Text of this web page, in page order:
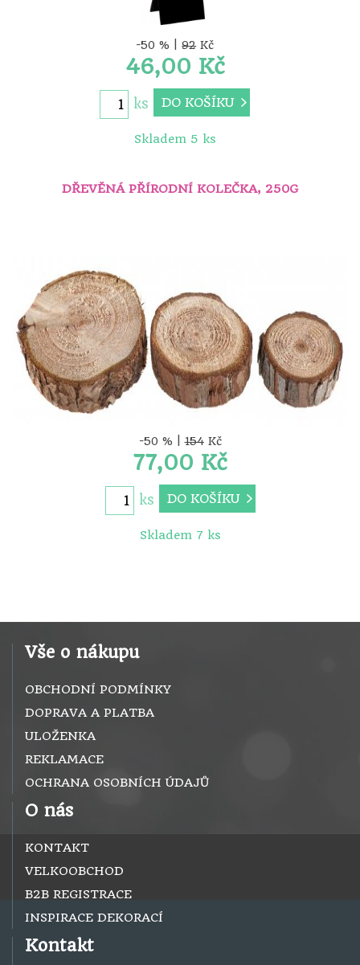
-50 % |92Kč
46,00 Kč
ks DO KOŠÍKU
Skladem 5 ks
DŘEVĚNÁ PŘÍRODNÍ KOLEČKA, 250G
-50 % |154Kč
77,00 Kč
ks DO KOŠÍKU
Skladem 7 ks
Vše o nákupu
OBCHODNÍ PODMÍNKY
DOPRAVA A PLATBA
ULOŽENKA
REKLAMACE
OCHRANA OSOBNÍCH ÚDAJŮ
O nás
KONTAKT
VELKOOBCHOD
B2B REGISTRACE
INSPIRACE DEKORACÍ
Kontakt